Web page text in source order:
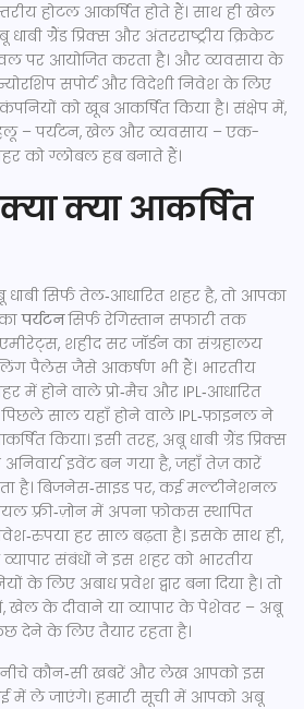
होटल आकर्षित होते हैं। साथ हीखेल
ग्रैंड प्रिक्स और अंतरराष्ट्रीय क्रिकेट
पर आयोजित करता है। औरव्यवसायके
सपोर्ट और विदेशी निवेश के लिए
को खूब आकर्षित किया है। संक्षेप में,
– पर्यटन, खेल और व्यवसाय – एक-
को ग्लोबल हब बनाते हैं।
क्या आकर्षित
सिर्फ तेल‑आधारित शहर है, तो आपका
कापर्यटनसिर्फ रेगिस्तान सफारी तक
शहीद सर जॉर्डन का संग्रहालय
पैलेस जैसे आकर्षण भी हैं। भारतीय
होने वाले प्रो‑मैच और IPL‑आधारित
साल यहाँ होने वाले IPL‑फ़ाइनल ने
किया। इसी तरह, अबू धाबी ग्रैंड प्रिक्स
अनिवार्य इवेंट बन गया है, जहाँ तेज़ कारें
है। बिजनेस‑साइड पर, कई मल्टीनेशनल
फ़्री‑ज़ोन में अपना फ़ोकस स्थापित
हर साल बढ़ता है। इसके साथ ही,
संबंधों ने इस शहर को भारतीय
के लिए अबाध प्रवेश द्वार बना दिया है। तो
खेल के दीवाने या व्यापार के पेशेवर – अबू
देने के लिए तैयार रहता है।
नीचे कौन‑सी खबरें और लेख आपको इस
में ले जाएंगे। हमारी सूची में आपको अबू